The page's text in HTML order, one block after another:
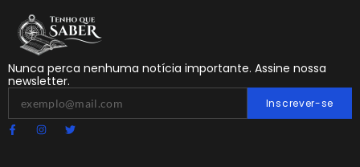
Nunca perca nenhuma notícia importante. Assine nossa
newsletter.
Inscrever-se